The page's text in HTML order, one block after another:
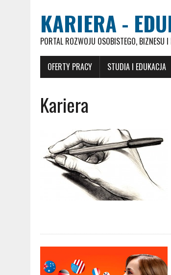
KARIERA -
PORTAL ROZWOJU OSOBISTEGO, BIZNESU
OFERTY PRACY STUDIA I EDUKACJA
Kariera